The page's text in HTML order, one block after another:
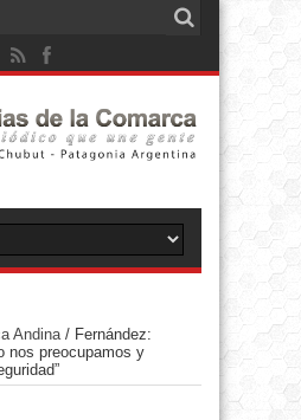
Andina/ Fernández:
nos preocupamos y